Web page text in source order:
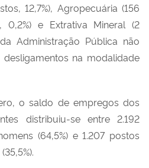
12,7%), Agropecuária (156
0,2%) e Extrativa Mineral (2
Administração Pública não
na modalidade
o saldo de empregos dos
distribuiu-se entre 2.192
(64,5%) e 1.207 postos